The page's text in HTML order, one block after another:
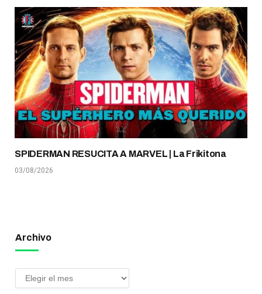
SPIDERMAN RESUCITA A MARVEL | La Frikitona
03/08/2026
Archivo